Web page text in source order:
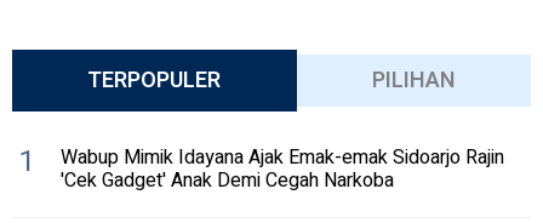
TERPOPULER PILIHAN
1 Wabup Mimik Idayana Ajak Emak-emak Sidoarjo Rajin
'Cek Gadget' Anak Demi Cegah Narkoba